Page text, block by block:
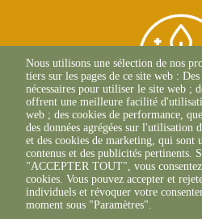
03 80 25
ECOLE-
03 81 47
Nous utilisons une sélection de nos
tiers sur les pages de ce site web :
nécessaires pour utiliser le site web ;
offrent une meilleure facilité
web ; des cookies de performance,
des données agrégées sur l'utilisation
et des cookies de marketing, qui sont
contenus et des publicités pertinents.
"ACCEPTER TOUT", vous
cookies. Vous pouvez accepter et
individuels et révoquer votre
moment sous "Paramètres".